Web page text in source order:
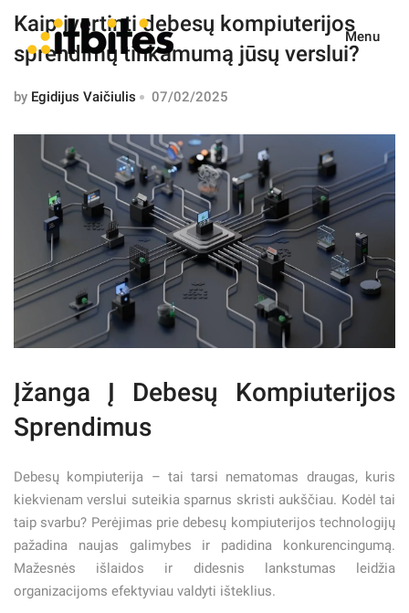
Menu
Kaip įvertinti debesų kompiuterijos
sprendimų tinkamumą jūsų verslui?
by Egidijus Vaičiulis 07/02/2025
Įžanga Į Debesų Kompiuterijos
Sprendimus
Debesų kompiuterija – tai tarsi nematomas draugas, kuris
kiekvienam verslui suteikia sparnus skristi aukščiau. Kodėl tai
taip svarbu? Perėjimas prie debesų kompiuterijos technologijų
pažadina naujas galimybes ir padidina konkurencingumą.
Mažesnės išlaidos ir didesnis lankstumas leidžia
organizacijoms efektyviau valdyti išteklius.